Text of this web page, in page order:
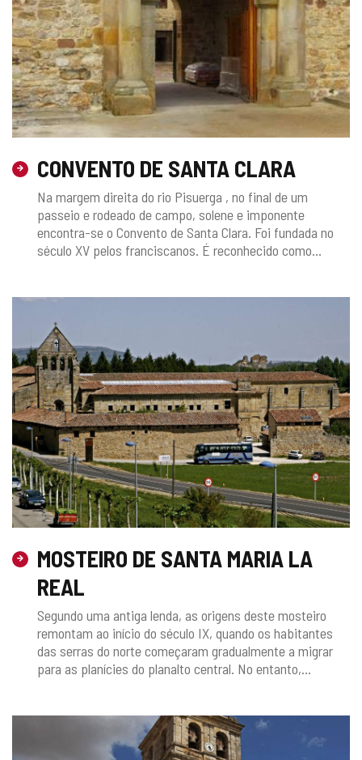
CONVENTO DE SANTA CLARA
Na margem direita do rio Pisuerga , no final de um
passeio e rodeado de campo, solene e imponente
encontra-se o Convento de Santa Clara. Foi fundada no
século XV pelos franciscanos. É reconhecido como...
MOSTEIRO DE SANTA MARIA LA
REAL
Segundo uma antiga lenda, as origens deste mosteiro
remontam ao início do século IX, quando os habitantes
das serras do norte começaram gradualmente a migrar
para as planícies do planalto central. No entanto,...